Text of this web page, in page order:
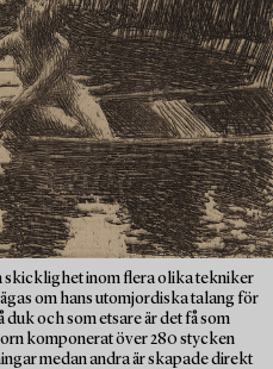
skicklighet inom flera olika tekniker
om hans utomjordiska talang för
och som etsare är det få som
komponerat över 280 stycken
medan andra är skapade direkt